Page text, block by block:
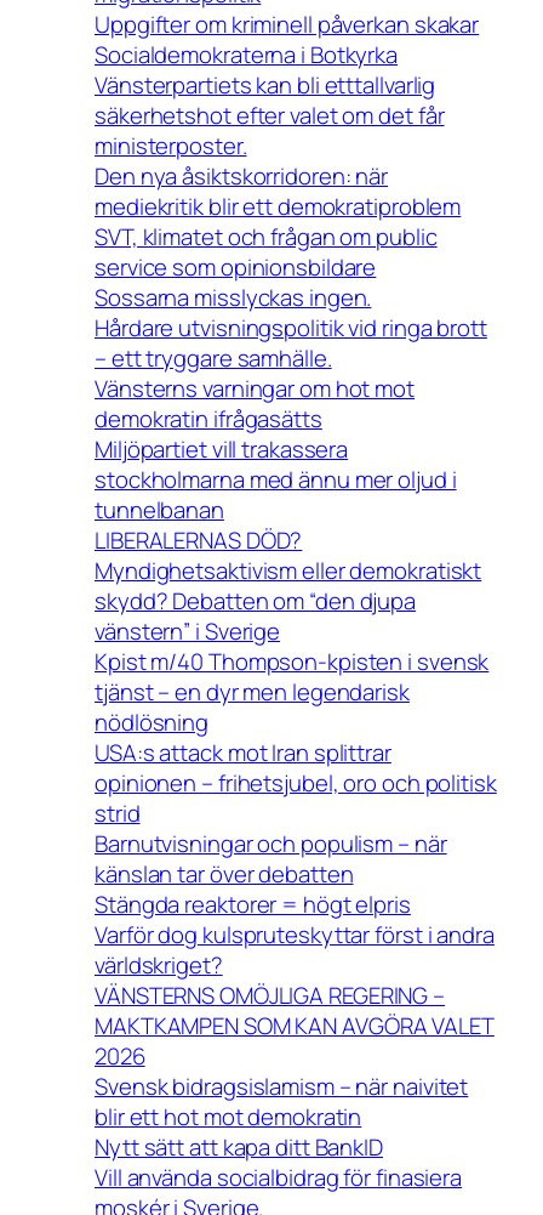
Uppgifter om kriminell påverkan skakar
Socialdemokraterna i Botkyrka
Vänsterpartiets kan bli etttallvarlig
säkerhetshot efter valet om det får
ministerposter.
Den nya åsiktskorridoren: när
mediekritik blir ett demokratiproblem
SVT, klimatet och frågan om public
service som opinionsbildare
Sossarna misslyckas ingen.
Hårdare utvisningspolitik vid ringa brott
– ett tryggare samhälle.
Vänsterns varningar om hot mot
demokratin ifrågasätts
Miljöpartiet vill trakassera
stockholmarna med ännu mer oljud i
tunnelbanan
LIBERALERNAS DÖD?
Myndighetsaktivism eller demokratiskt
skydd? Debatten om “den djupa
vänstern” i Sverige
Kpist m/40 Thompson-kpisten i svensk
tjänst – en dyr men legendarisk
nödlösning
USA:s attack mot Iran splittrar
opinionen – frihetsjubel, oro och politisk
strid
Barnutvisningar och populism – när
känslan tar över debatten
Stängda reaktorer = högt elpris
Varför dog kulspruteskyttar först i andra
världskriget?
VÄNSTERNS OMÖJLIGA REGERING –
MAKTKAMPEN SOM KAN AVGÖRA VALET
2026
Svensk bidragsislamism – när naivitet
blir ett hot mot demokratin
Nytt sätt att kapa ditt BankID
Vill använda socialbidrag för finasiera
moskér i Sverige.